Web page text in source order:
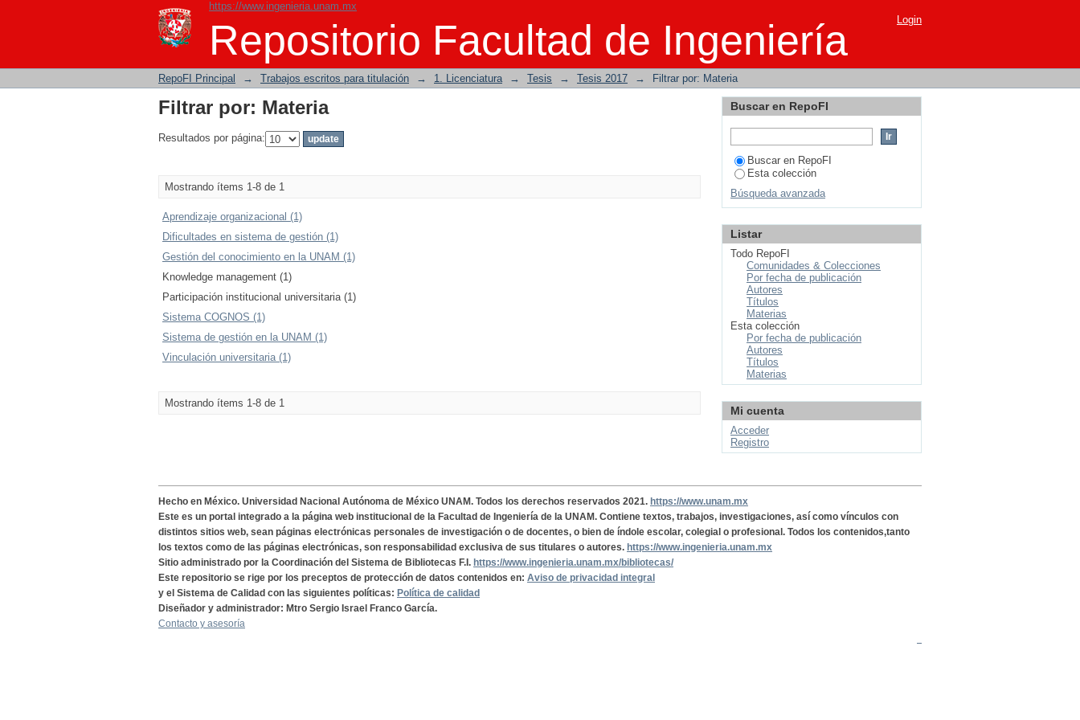
https://www.ingenieria.unam.mx
Repositorio Facultad de Ingeniería
Filtrar por: Materia Login
RepoFI Principal → Trabajos escritos para titulación → 1. Licenciatura → Tesis → Tesis 2017 → Filtrar por: Materia
Filtrar por: Materia
Resultados por página:
Mostrando ítems 1-8 de 1
Aprendizaje organizacional (1)
Dificultades en sistema de gestión (1)
Gestión del conocimiento en la UNAM (1)
Knowledge management (1)
Participación institucional universitaria (1)
Sistema COGNOS (1)
Sistema de gestión en la UNAM (1)
Vinculación universitaria (1)
Mostrando ítems 1-8 de 1
Buscar en RepoFI
Buscar en RepoFI
Esta colección
Búsqueda avanzada
Listar
Todo RepoFI
Comunidades & Colecciones
Por fecha de publicación
Autores
Títulos
Materias
Esta colección
Por fecha de publicación
Autores
Títulos
Materias
Mi cuenta
Acceder
Registro
Hecho en México. Universidad Nacional Autónoma de México UNAM. Todos los derechos reservados 2021. https://www.unam.mx
Este es un portal integrado a la página web institucional de la Facultad de Ingeniería de la UNAM. Contiene textos, trabajos, investigaciones, así como vínculos con
distintos sitios web, sean páginas electrónicas personales de investigación o de docentes, o bien de índole escolar, colegial o profesional. Todos los contenidos,tanto
los textos como de las páginas electrónicas, son responsabilidad exclusiva de sus titulares o autores. https://www.ingenieria.unam.mx
Sitio administrado por la Coordinación del Sistema de Bibliotecas F.I. https://www.ingenieria.unam.mx/bibliotecas/
Este repositorio se rige por los preceptos de protección de datos contenidos en: Aviso de privacidad integral
y el Sistema de Calidad con las siguientes políticas: Política de calidad
Diseñador y administrador: Mtro Sergio Israel Franco García.
Contacto y asesoría